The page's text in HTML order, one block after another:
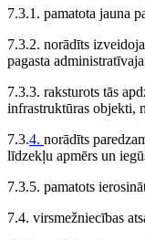
7.3.1. pamatota jauna
7.3.2. norādīts
pagasta
7.3.3. raksturots tās
infrastruktūras objekti,
7.3.4. norādīts
līdzekļu apmērs un
7.3.5. pamatots
7.4. virsmežniecības